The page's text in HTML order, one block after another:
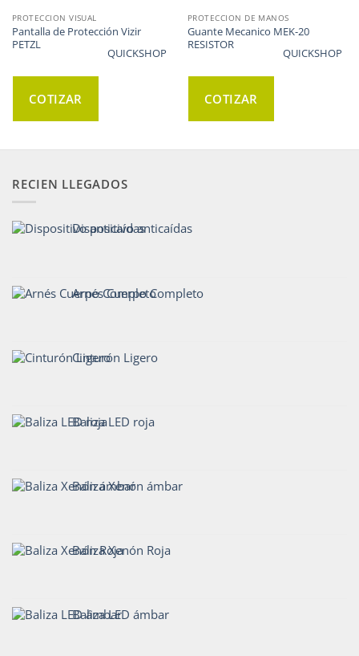
PROTECCION VISUAL
Pantalla de Protección Vizir
PETZL
COTIZAR
PROTECCION DE MANOS
Guante Mecanico MEK-20
RESISTOR
QUICKSHOP
COTIZAR
QUICKSHOP
RECIEN LLEGADOS
Dispositivo anticaídas
Arnés Cuerpo Completo
Cinturón Ligero
Baliza LED roja
Baliza Xenón ámbar
Baliza Xenón Roja
Baliza LED ámbar